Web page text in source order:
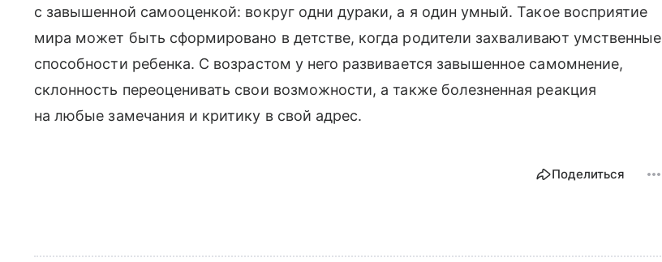
с завышенной самооценкой: вокруг одни дураки, а я один умный. Такое восприятие
мира может быть сформировано в детстве, когда родители захваливают умственные
способности ребенка. С возрастом у него развивается завышенное самомнение,
склонность переоценивать свои возможности, а также болезненная реакция
на любые замечания и критику в свой адрес.
Поделиться